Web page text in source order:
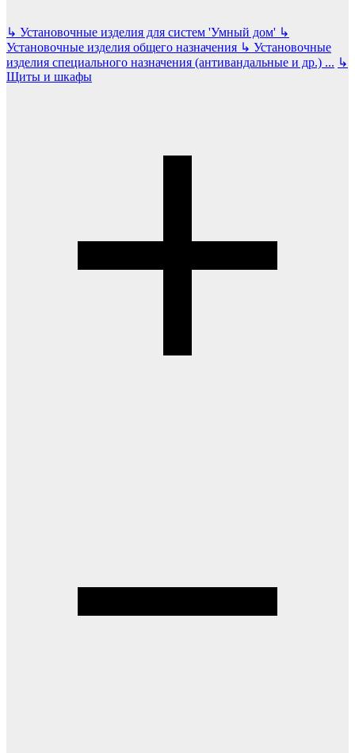
↳ Установочные изделия для систем 'Умный дом' ↳
Установочные изделия общего назначения ↳ Установочные
изделия специального назначения (антивандальные и др.) ... ↳
Щиты и шкафы